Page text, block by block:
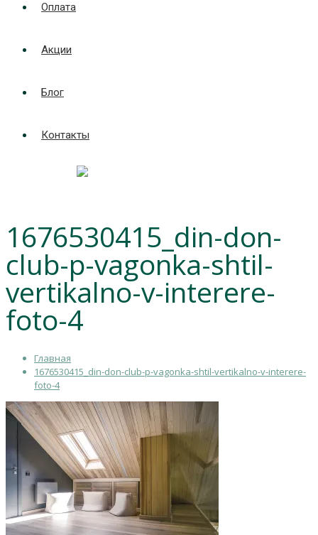
Оплата
Акции
Блог
Контакты
1676530415_din-don-
club-p-vagonka-shtil-
vertikalno-v-interere-
foto-4
Главная
1676530415_din-don-club-p-vagonka-shtil-vertikalno-v-interere-
foto-4